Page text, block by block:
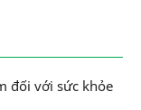
đối với sức khỏe